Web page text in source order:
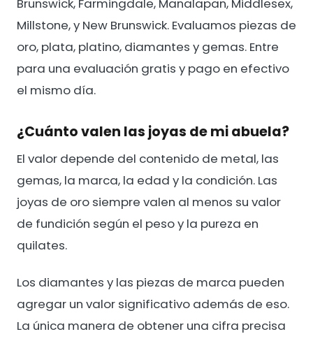
Millstone, y New Brunswick. Evaluamos piezas de
oro, plata, platino, diamantes y gemas. Entre
para una evaluación gratis y pago en efectivo
el mismo día.
¿Cuánto valen las joyas de mi abuela?
El valor depende del contenido de metal, las
gemas, la marca, la edad y la condición. Las
joyas de oro siempre valen al menos su valor
de fundición según el peso y la pureza en
quilates.
Los diamantes y las piezas de marca pueden
agregar un valor significativo además de eso.
La única manera de obtener una cifra precisa